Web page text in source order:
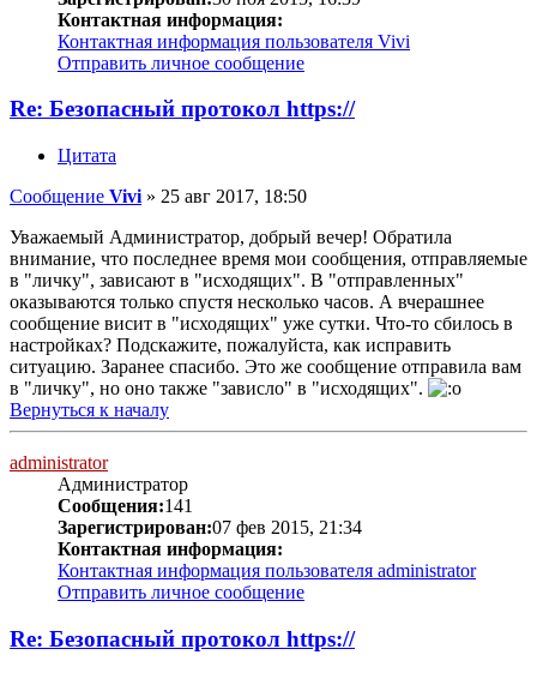
Контактная информация:
Контактная информация пользователя Vivi
Отправить личное сообщение
Re: Безопасный протокол https://
Цитата
Сообщение Vivi » 25 авг 2017, 18:50
Уважаемый Администратор, добрый вечер! Обратила
внимание, что последнее время мои сообщения, отправляемые
в "личку", зависают в "исходящих". В "отправленных"
оказываются только спустя несколько часов. А вчерашнее
сообщение висит в "исходящих" уже сутки. Что-то сбилось в
настройках? Подскажите, пожалуйста, как исправить
ситуацию. Заранее спасибо. Это же сообщение отправила вам
в "личку", но оно также "зависло" в "исходящих".
Вернуться к началу
administrator
Администратор
Сообщения:141
Зарегистрирован:07 фев 2015, 21:34
Контактная информация:
Контактная информация пользователя administrator
Отправить личное сообщение
Re: Безопасный протокол https://